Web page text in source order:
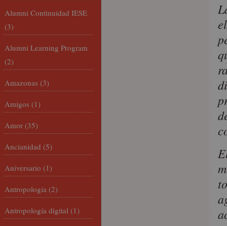
Alumni Continuidad IESE
(3)
Alumni Learning Program
(2)
Amazonas (3)
Amigos (1)
Amor (35)
Ancianidad (5)
Aniversario (1)
Antropología (2)
Antropología digital (1)